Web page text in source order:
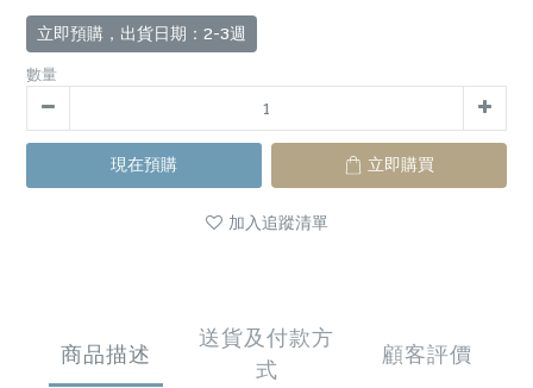
立即預購，出貨日期：2-3週
數量
現在預購 立即購買
加入追蹤清單
商品描述
送貨及付款方
式
顧客評價